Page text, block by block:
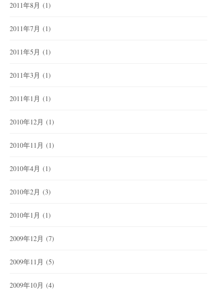
2011年8月 (1)
2011年7月 (1)
2011年5月 (1)
2011年3月 (1)
2011年1月 (1)
2010年12月 (1)
2010年11月 (1)
2010年4月 (1)
2010年2月 (3)
2010年1月 (1)
2009年12月 (7)
2009年11月 (5)
2009年10月 (4)